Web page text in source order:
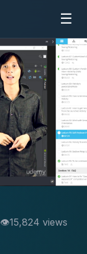
☰
15,824 views